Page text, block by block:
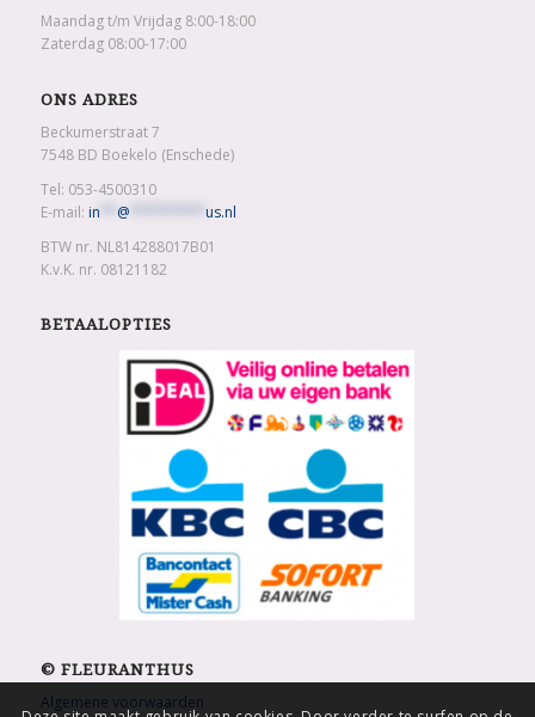
Maandag t/m Vrijdag 8:00-18:00
Zaterdag 08:00-17:00
ONS ADRES
Beckumerstraat 7
7548 BD Boekelo (Enschede)
Tel: 053-4500310
E-mail: in @
us.nl
BTW nr. NL814288017B01
K.v.K. nr. 08121182
BETAALOPTIES
© FLEURANTHUS
Algemene voorwaarden